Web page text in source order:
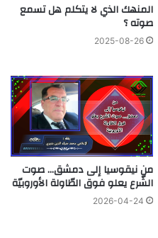
المنهك الذي لا يتكلم هل تسمع
صوته ؟
2025-08-26
من نيقوسيا إلى دمشق… صوت
الشّرع يعلو فوق الطّاولة الأوروبيّة
2026-04-24